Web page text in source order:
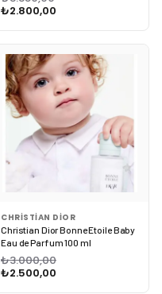
₺2.800,00
CHRISTIAN DIOR
Christian Dior Bonne Etoile Baby
Eau de Parfum 100 ml
₺3.000,00
₺2.500,00